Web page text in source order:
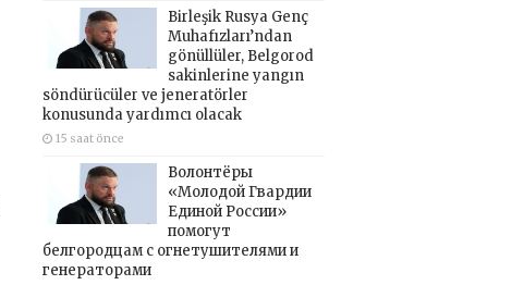
Birleşik Rusya Genç
Muhafızları’ndan
gönüllüler, Belgorod
sakinlerine yangın
söndürücüler ve jeneratörler
konusunda yardımcı olacak
15 saat önce
Волонтёры
«Молодой Гвардии
Единой России»
помогут
белгородцам с огнетушителями и
генераторами